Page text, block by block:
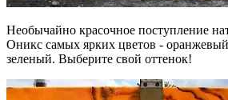
Необычайно красочное поступление
Оникс самых ярких цветов -
зеленый. Выберите свой оттенок!